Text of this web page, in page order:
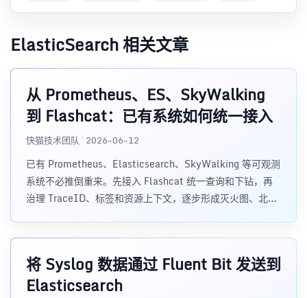
ElasticSearch 相关文章
从 Prometheus、ES、SkyWalking
到 Flashcat：已有系统如何统一接入
快猫技术团队 · 2026-06-12
已有 Prometheus、Elasticsearch、SkyWalking 等可观测
系统不必推倒重来。先接入 Flashcat 统一查询和下钻，再
治理 TraceID、标签和资源上下文，逐步形成灭火图、北极
将 Syslog 数据通过 Fluent Bit 发送到
Elasticsearch